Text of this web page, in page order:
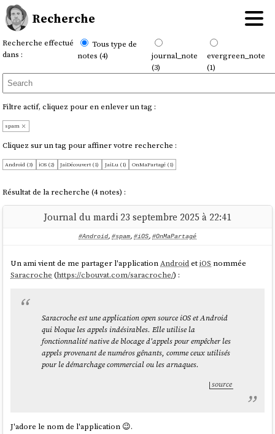
Recherche
Recherche effectué
dans :
Tous type de
notes (4)
journal_note
(3)
evergreen_note
(1)
Filtre actif, cliquez pour en enlever un tag :
spam
Cliquez sur un tag pour affiner votre recherche :
Android (3) iOS (2) JaiDécouvert (1) JaiLu (1) OnMaPartagé (1)
Résultat de la recherche (4 notes) :
Journal du mardi 23 septembre 2025 à 22:41
#Android, #spam, #iOS, #OnMaPartagé
Un ami vient de me partager l'applicationAndroidetiOS nommée
Saracroche(https://cbouvat.com/saracroche/) :
Saracroche est une application open source iOS et Android
qui bloque les appels indésirables. Elle utilise la
fonctionnalité native de blocage d'appels pour empêcher les
appels provenant de numéros gênants, comme ceux utilisés
pour le démarchage commercial ou les arnaques.
source
J'adore le nom de l'application 😉.